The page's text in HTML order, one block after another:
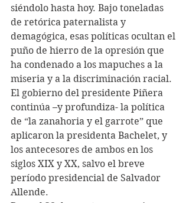
siéndolo hasta hoy. Bajo toneladas
de retórica paternalista y
demagógica, esas políticas ocultan el
puño de hierro de la opresión que
ha condenado a los mapuches a la
miseria y a la discriminación racial.
El gobierno del presidente Piñera
continúa –y profundiza- la política
de “la zanahoria y el garrote” que
aplicaron la presidenta Bachelet, y
los antecesores de ambos en los
siglos XIX y XX, salvo el breve
período presidencial de Salvador
Allende.